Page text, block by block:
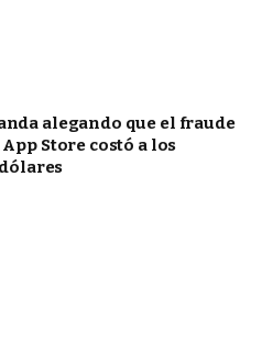
alegando que el fraude
Store costó a los